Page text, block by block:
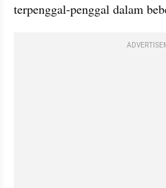
terpenggal-penggal dalam